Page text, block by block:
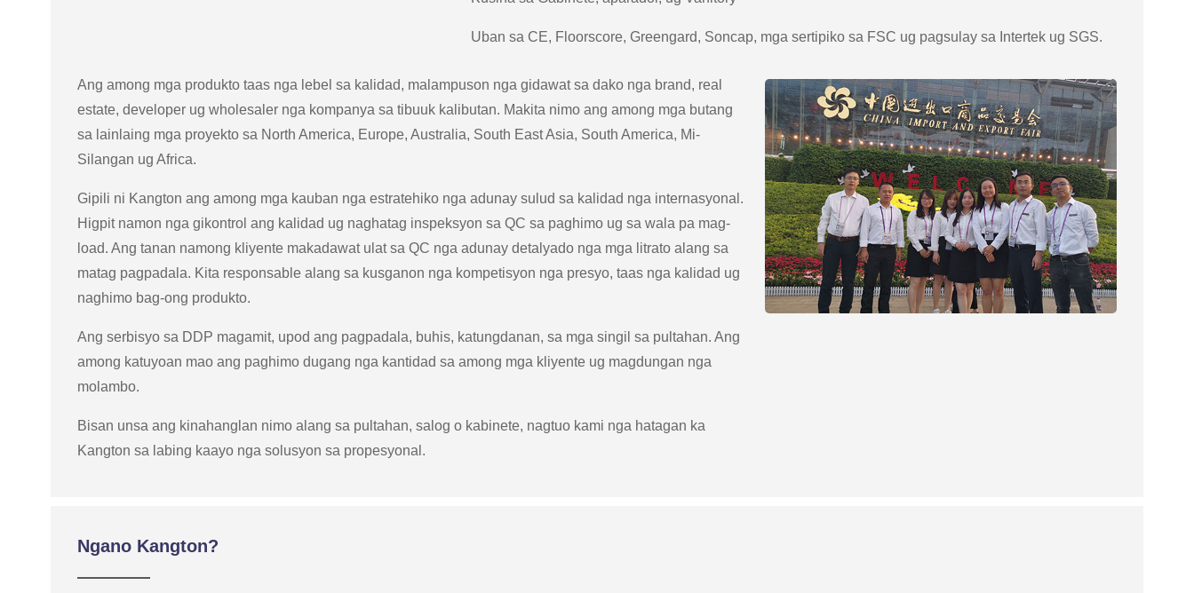
Uban sa CE, Floorscore, Greengard, Soncap, mga sertipiko sa FSC ug pagsulay sa Intertek ug SGS.
Ang among mga produkto taas nga lebel sa kalidad, malampuson nga gidawat sa dako nga brand, real
estate, developer ug wholesaler nga kompanya sa tibuuk kalibutan. Makita nimo ang among mga butang
sa lainlaing mga proyekto sa North America, Europe, Australia, South East Asia, South America, Mi-
Silangan ug Africa.
Gipili ni Kangton ang among mga kauban nga estratehiko nga adunay sulud sa kalidad nga internasyonal.
Higpit namon nga gikontrol ang kalidad ug naghatag inspeksyon sa QC sa paghimo ug sa wala pa mag-
load. Ang tanan namong kliyente makadawat ulat sa QC nga adunay detalyado nga mga litrato alang sa
matag pagpadala. Kita responsable alang sa kusganon nga kompetisyon nga presyo, taas nga kalidad ug
naghimo bag-ong produkto.
Ang serbisyo sa DDP magamit, upod ang pagpadala, buhis, katungdanan, sa mga singil sa pultahan. Ang
among katuyoan mao ang paghimo dugang nga kantidad sa among mga kliyente ug magdungan nga
molambo.
Bisan unsa ang kinahanglan nimo alang sa pultahan, salog o kabinete, nagtuo kami nga hatagan ka
Kangton sa labing kaayo nga solusyon sa propesyonal.
Ngano Kangton?